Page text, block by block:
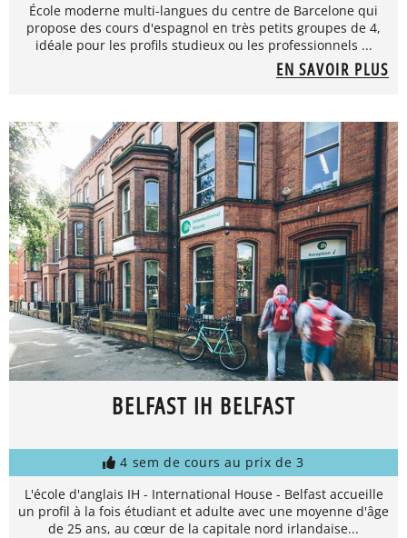
École moderne multi-langues du centre de Barcelone qui
propose des cours d'espagnol en très petits groupes de 4,
idéale pour les profils studieux ou les professionnels ...
EN SAVOIR PLUS
BELFAST IH BELFAST
4 sem de cours au prix de 3
L'école d'anglais IH - International House - Belfast accueille
un profil à la fois étudiant et adulte avec une moyenne d'âge
de 25 ans, au cœur de la capitale nord irlandaise...